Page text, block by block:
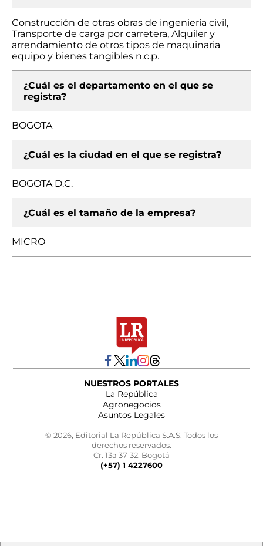
Construcción de otras obras de ingeniería civil,
Transporte de carga por carretera, Alquiler y
arrendamiento de otros tipos de maquinaria
equipo y bienes tangibles n.c.p.
¿Cuál es el departamento en el que se
registra?
BOGOTA
¿Cuál es la ciudad en el que se registra?
BOGOTA D.C.
¿Cuál es el tamaño de la empresa?
MICRO
NUESTROS PORTALES
La República
Agronegocios
Asuntos Legales
© 2026, Editorial La República S.A.S. Todos los
derechos reservados.
Cr. 13a 37-32, Bogotá
(+57) 1 4227600